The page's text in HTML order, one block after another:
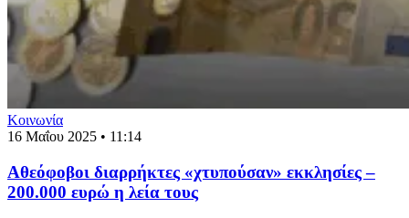
Κοινωνία
16 Μαΐου 2025 • 11:14
Αθεόφοβοι διαρρήκτες «χτυπούσαν» εκκλησίες –
200.000 ευρώ η λεία τους